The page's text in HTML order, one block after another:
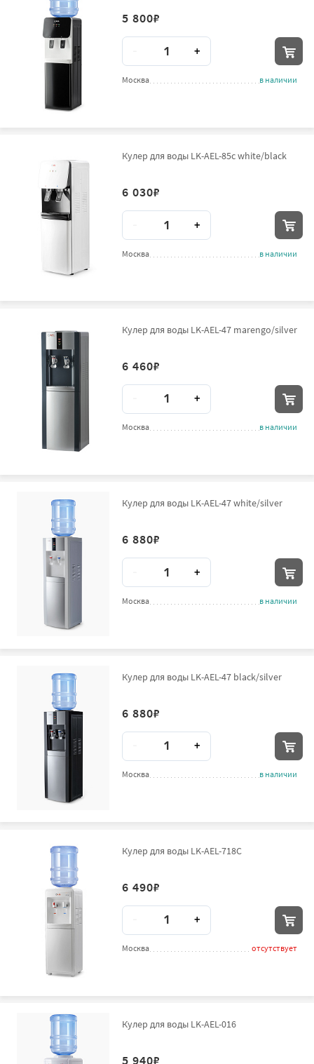
5 800₽
+
Москва в наличии
Кулер для воды LK-AEL-85c white/black
6 030₽
Количество
+
Москва в наличии
Кулер для воды LK-AEL-47 marengo/silver
6 460₽
Количество
+
Москва в наличии
Кулер для воды LK-AEL-47 white/silver
6 880₽
+
Москва в наличии
Кулер для воды LK-AEL-47 black/silver
6 880₽
Количество
+
Москва в наличии
Кулер для воды LK-AEL-718C
6 490₽
Количество
+
Москва отсутствует
Кулер для воды LK-AEL-016
5 940₽